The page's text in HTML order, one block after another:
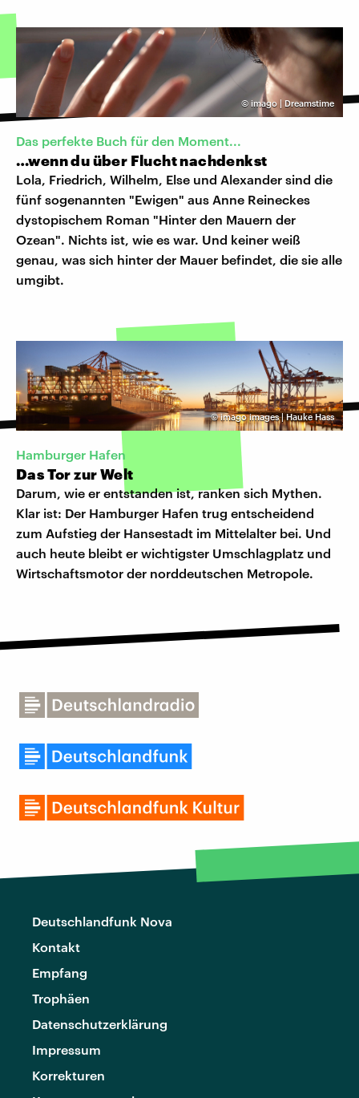
© imago | Dreamstime
Das perfekte Buch für den Moment...
…wenn du über Flucht nachdenkst
Lola, Friedrich, Wilhelm, Else und Alexander sind die
fünf sogenannten "Ewigen" aus Anne Reineckes
dystopischem Roman "Hinter den Mauern der
Ozean". Nichts ist, wie es war. Und keiner weiß
genau, was sich hinter der Mauer befindet, die sie alle
umgibt.
©imago images | Hauke Hass
Hamburger Hafen
Das Tor zur Welt
Darum, wie er entstanden ist, ranken sich Mythen.
Klar ist: Der Hamburger Hafen trug entscheidend
zum Aufstieg der Hansestadt im Mittelalter bei. Und
auch heute bleibt er wichtigster Umschlagplatz und
Wirtschaftsmotor der norddeutschen Metropole.
Deutschlandfunk Nova
Kontakt
Empfang
Trophäen
Datenschutzerklärung
Impressum
Korrekturen